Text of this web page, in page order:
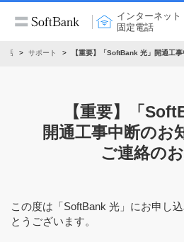
インターネット
固定電話
話 サポート 【重要】「SoftBank 光」開通工
【重要】「
開通工事中断のお
ご連絡の
この度は「SoftBank 光」にお申し
とうございます。